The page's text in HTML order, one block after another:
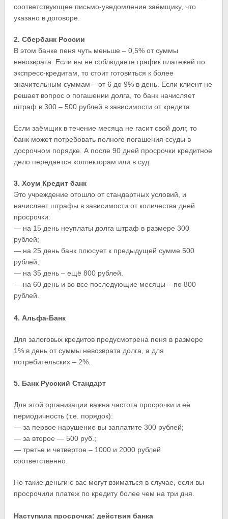
соответствующее письмо-уведомление заёмщику, что
указано в договоре.
2. Сбербанк России
В этом банке пеня чуть меньше – 0,5% от суммы
невозврата. Если вы не соблюдаете график платежей по
экспресс-кредитам, то стоит готовиться к более
значительным суммам – от 6 до 9% в день. Если клиент не
решает вопрос о погашении долга, то банк начисляет
штраф в 300 – 500 рублей в зависимости от кредита.
Если заёмщик в течение месяца не гасит свой долг, то
банк может потребовать полного погашения ссуды в
досрочном порядке. А после 90 дней просрочки кредитное
дело передается коллекторам или в суд.
3. Хоум Кредит банк
Это учреждение отошло от стандартных условий, и
начисляет штрафы в зависимости от количества дней
просрочки:
— на 15 день неуплаты долга штраф в размере 300
рублей;
— на 25 день банк плюсует к предыдущей сумме 500
рублей;
— на 35 день – ещё 800 рублей.
— на 60 день и во все последующие месяцы – по 800
рублей.
4. Альфа-Банк
Для залоговых кредитов предусмотрена пеня в размере
1% в день от суммы невозврата долга, а для
потребительских – 2%.
5. Банк Русский Стандарт
Для этой организации важна частота просрочки и её
периодичность (т.е. порядок):
— за первое нарушение вы заплатите 300 рублей;
— за второе — 500 руб.;
— третье и четвертое – 1000 и 2000 рублей
соответственно.
Но такие деньги с вас могут взиматься в случае, если вы
просрочили платеж по кредиту более чем на три дня.
Наступила просрочка: действия банка